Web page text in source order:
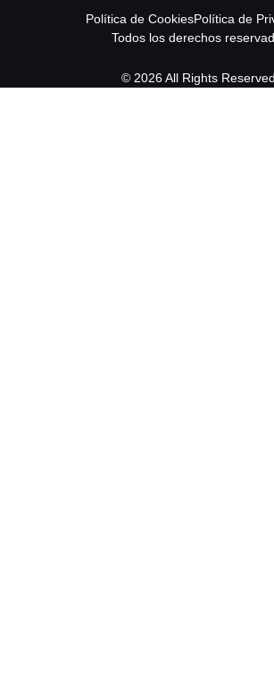
Política de CookiesPolítica de
Todos los derechos
© 2026 All Rights Reserved.